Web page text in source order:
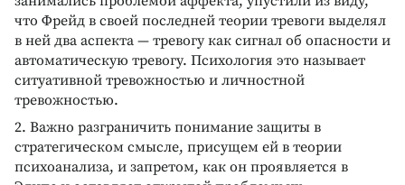
что Фрейд в своей последней теории тревоги выделял
в ней два аспекта — тревогу как сигнал об опасности и
автоматическую тревогу. Психология это называет
ситуативной тревожностью и личностной
тревожностью.
2. Важно разграничить понимание защиты в
стратегическом смысле, присущем ей в теории
психоанализа, и запретом, как он проявляется в